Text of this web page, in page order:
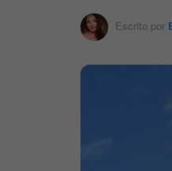
Escrito por